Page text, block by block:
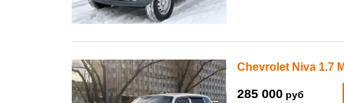
Chevrolet Niva 1.7
285 000 руб